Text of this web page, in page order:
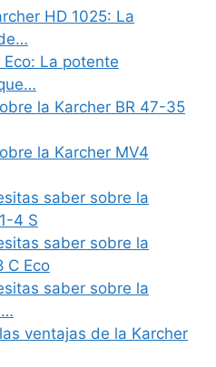
HD 1025: La
La potente
la Karcher BR 47-35
la Karcher MV4
saber sobre la
4 S
saber sobre la
C Eco
saber sobre la
ventajas de la Karcher